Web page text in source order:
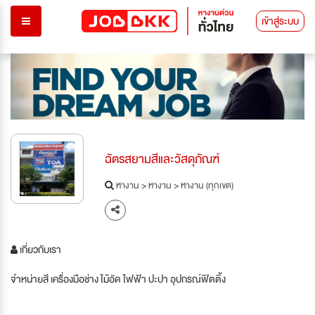
เข้าสู่ระบบ
ฉัตรสยามสีและวัสดุภัณฑ์
หางาน>หางาน>หางาน (ทุกเขต)
เกี่ยวกับเรา
จำหน่ายสี เครื่องมือช่าง ไม้อัด ไฟฟ้า ปะปา อุปกรณ์ฟิตติ้ง